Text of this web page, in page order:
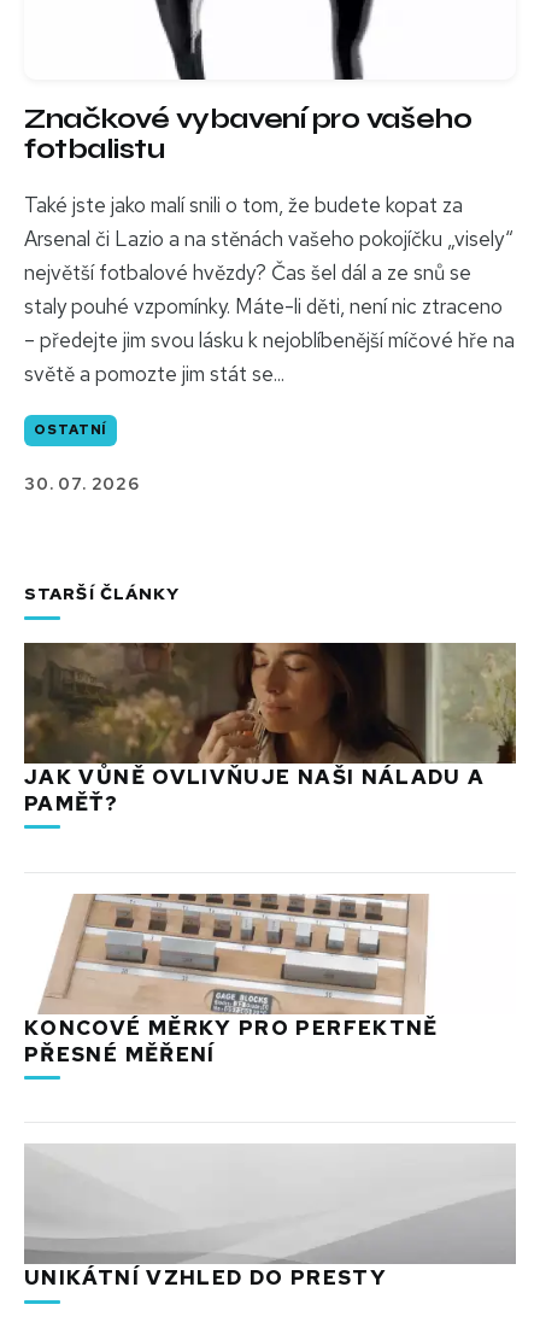
Značkové vybavení pro vašeho
fotbalistu
Také jste jako malí snili o tom, že budete kopat za
Arsenal či Lazio a na stěnách vašeho pokojíčku „visely“
největší fotbalové hvězdy? Čas šel dál a ze snů se
staly pouhé vzpomínky. Máte-li děti, není nic ztraceno
– předejte jim svou lásku k nejoblíbenější míčové hře na
světě a pomozte jim stát se...
OSTATNÍ
30. 07. 2026
STARŠÍ ČLÁNKY
JAK VŮNĚ OVLIVŇUJE NAŠI NÁLADU A
PAMĚŤ?
KONCOVÉ MĚRKY PRO PERFEKTNĚ
PŘESNÉ MĚŘENÍ
UNIKÁTNÍ VZHLED DO PRESTY